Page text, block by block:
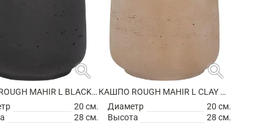
search
КАШПО ROUGH MAHIR L BLACK WASHED
20 см.
28 см.
search
КАШПО ROUGH MAHIR L CLAY WASHED
Диаметр
20 см.
Высота
28 см.